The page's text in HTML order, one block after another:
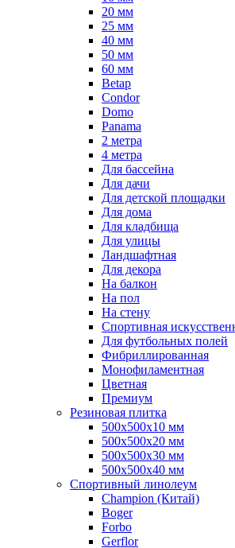
20 мм
25 мм
40 мм
50 мм
60 мм
Betap
Condor
Domo
Panama
2 метра
4 метра
Для бассейна
Для дачи
Для детской площадки
Для дома
Для кладбища
Для улицы
Ландшафтная
Для декора
На балкон
На пол
На стену
Спортивная
Для футбольных полей
Фибриллированная
Монофиламентная
Цветная
Премиум
Резиновая плитка
500х500х10 мм
500х500х20 мм
500х500х30 мм
500х500х40 мм
Спортивный линолеум
Champion (Китай)
Boger
Forbo
Gerflor